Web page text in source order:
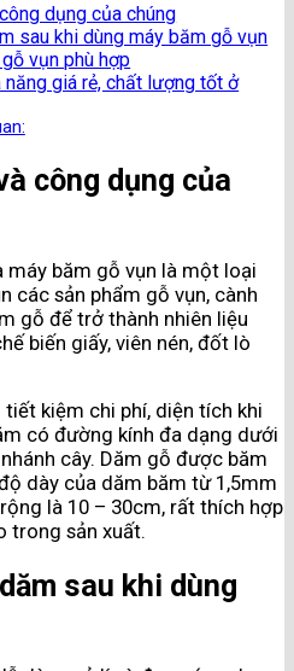
dụng của chúng
sau khi dùng máy băm gỗ vụn
vụn phù hợp
giá rẻ, chất lượng tốt ở
công dụng của
máy băm gỗ vụn là một loại
các sản phẩm gỗ vụn, cành
gỗ để trở thành nhiên liệu
biến giấy, viên nén, đốt lò
kiệm chi phí, diện tích khi
có đường kính đa dạng dưới
cây. Dăm gỗ được băm
dày của dăm băm từ 1,5mm
là 10 – 30cm, rất thích hợp
trong sản xuất.
sau khi dùng